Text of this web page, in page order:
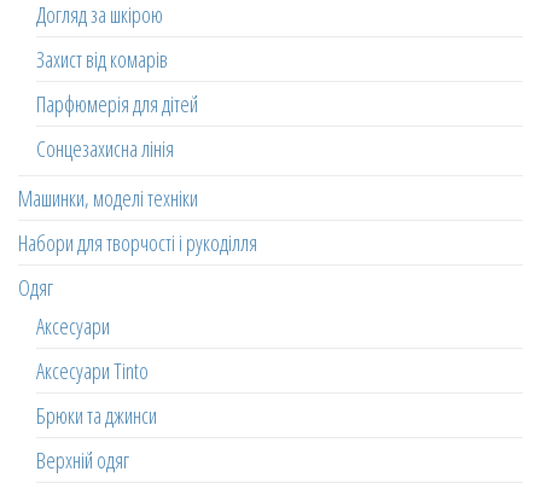
Догляд за шкірою
Захист від комарів
Парфюмерія для дітей
Сонцезахисна лінія
Машинки, моделі техніки
Набори для творчості і рукоділля
Одяг
Аксесуари
Аксесуари Tinto
Брюки та джинси
Верхній одяг